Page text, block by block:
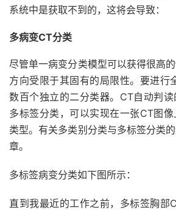
系统中是获取不到的，这将会导致：
多病变CT分类
尽管单一病变分类模型可以获得很高
方向受限于其固有的局限性。要进行
数百个独立的二分类器。CT自动判
多标签分类，可以实现在一张CT图
类型。有关多类别分类与多标签分类
章。
多标签病变分类如下图所示：
直到我最近的工作之前，多标签胸部